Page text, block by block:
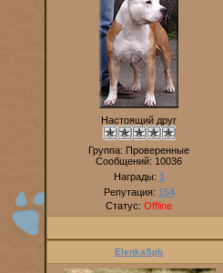
Настоящий друг
Группа: Проверенные
Сообщений: 10036
Награды: 1
Репутация: 154
Статус: Offline
ElenkaSpb